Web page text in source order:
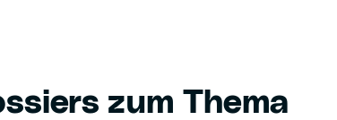
zum Thema